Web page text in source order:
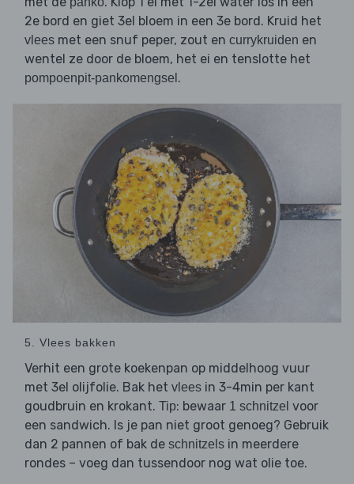
2e bord en giet 3el bloem in een 3e bord. Kruid het
vlees met een snuf peper, zout en currykruiden en
wentel ze door de bloem, het ei en tenslotte het
pompoenpit-pankomengsel .
5. Vlees bakken
Verhit een grote koekenpan op middelhoog vuur
met 3el olijfolie. Bak het vlees in 3-4min per kant
goudbruin en krokant. Tip: bewaar 1 schnitzel voor
een sandwich. Is je pan niet groot genoeg? Gebruik
dan 2 pannen of bak de schnitzels in meerdere
rondes – voeg dan tussendoor nog wat olie toe.